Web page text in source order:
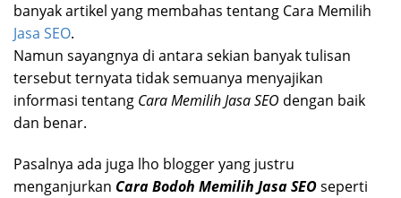
banyak artikel yang membahas tentang Cara Memilih
Jasa SEO.
Namun sayangnya di antara sekian banyak tulisan
tersebut ternyata tidak semuanya menyajikan
informasi tentang Cara Memilih Jasa SEO dengan baik
dan benar.
Pasalnya ada juga lho blogger yang justru
menganjurkan Cara Bodoh Memilih Jasa SEOseperti